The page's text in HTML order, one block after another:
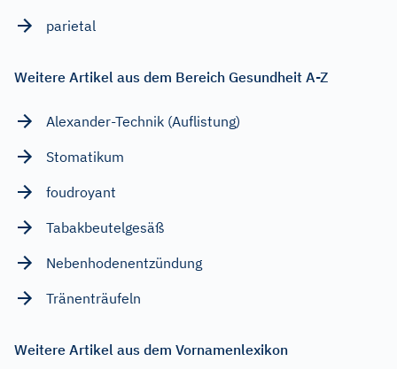
parietal
Weitere Artikel aus dem Bereich Gesundheit A-Z
Alexander-Technik (Auflistung)
Stomatikum
foudroyant
Tabakbeutelgesäß
Nebenhodenentzündung
Tränenträufeln
Weitere Artikel aus dem Vornamenlexikon